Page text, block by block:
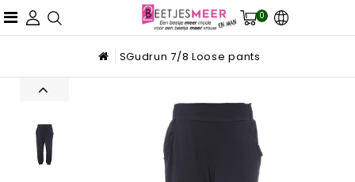
0
SGudrun 7/8 Loose pants